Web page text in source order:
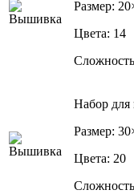
Размер:
Цвета: 14
Набор
Размер:
Цвета: 20